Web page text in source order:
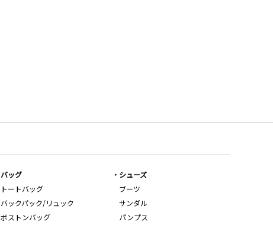
バッグ
トートバッグ
バックパック/リュック
ボストンバッグ
シューズ
ブーツ
サンダル
パンプス